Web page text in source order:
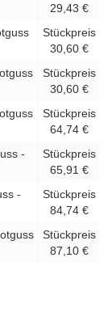
29,43 €
Stückpreis
30,60 €
Stückpreis
30,60 €
Stückpreis
64,74 €
-
Stückpreis
65,91 €
-
Stückpreis
84,74 €
Stückpreis
87,10 €